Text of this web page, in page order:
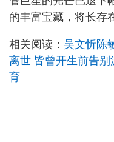
的丰富宝藏，将长存
相关阅读： 吴文忻陈
离世 皆曾开生前告
育